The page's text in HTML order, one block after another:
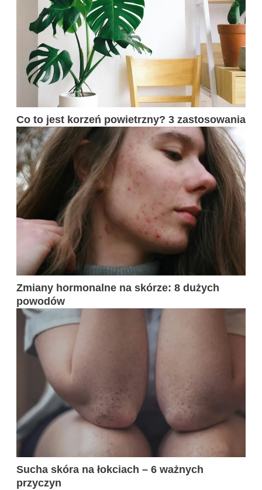
Co to jest korzeń powietrzny? 3 zastosowania
Zmiany hormonalne na skórze: 8 dużych
powodów
Sucha skóra na łokciach – 6 ważnych
przyczyn